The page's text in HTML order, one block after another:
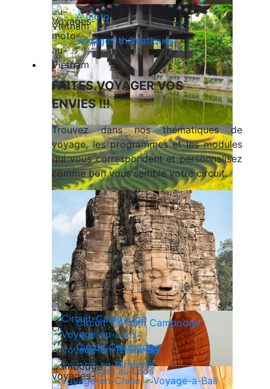
À moto
Voyages thématiques
Voyages en Indochine & Asie
FAITES VOYAGER VOS
ENVIES !!!
Trouvez dans nos thématiques de
voyage, les programmes et les modules
qui vous correspondent et personnalisez
comme bon vous semble votre circuit.
Circuit Vietnam Cambodge
Circuit Cambodge
Voyages au Laos